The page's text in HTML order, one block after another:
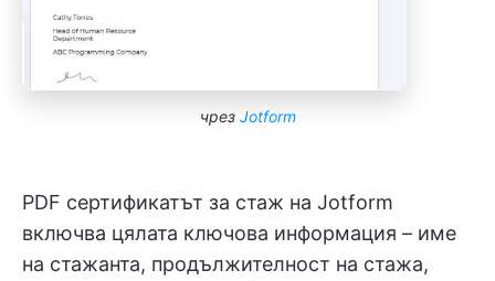
чрез Jotform
PDF сертификатът за стаж на Jotform
включва цялата ключова информация – име
на стажанта, продължителност на стажа,